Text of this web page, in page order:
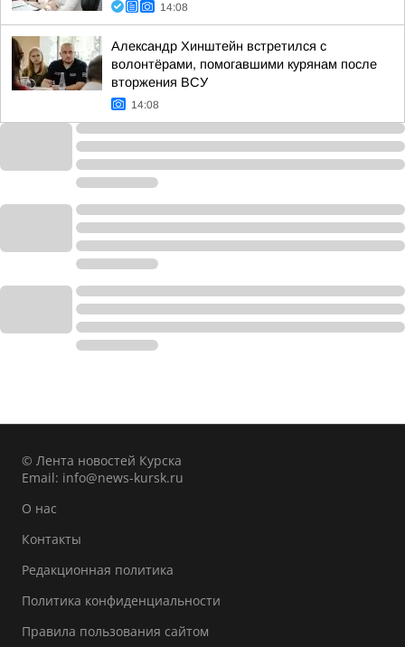
14:08
Александр Хинштейн встретился с
волонтёрами, помогавшими курянам после
вторжения ВСУ
14:08
© Лента новостей Курска
Email: info@news-kursk.ru
О нас
Контакты
Редакционная политика
Политика конфиденциальности
Правила пользования сайтом